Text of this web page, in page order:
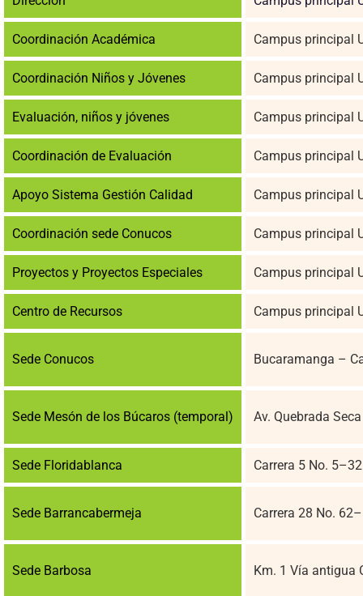
Coordinación Académica Campus principal
Coordinación Niños y Jóvenes Campus principal
Evaluación, niños y jóvenes Campus principal
Coordinación de Evaluación Campus principal
Apoyo Sistema Gestión Calidad Campus principal
Coordinación sede Conucos Campus principal
Proyectos y Proyectos Especiales Campus principal
Centro de Recursos Campus principal
Sede Conucos Bucaramanga –
Sede Mesón de los Búcaros (temporal) Av. Quebrada
Sede Floridablanca Carrera 5 No. 5–32
Sede Barrancabermeja Carrera 28 No.
Sede Barbosa Km. 1 Vía antigua